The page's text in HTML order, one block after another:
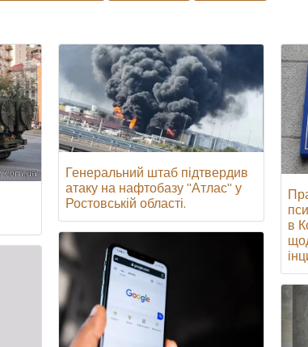
Генеральний штаб підтвердив
атаку на нафтобазу "Атлас" у
Ростовській області.
в